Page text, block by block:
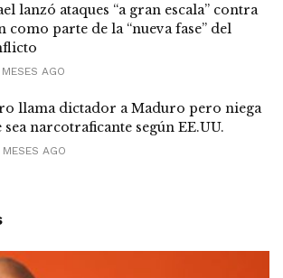
lanzó ataques “a gran escala” contra
como parte de la “nueva fase” del
AGO
llama dictador a Maduro pero niega
sea narcotraficante según EE.UU.
AGO